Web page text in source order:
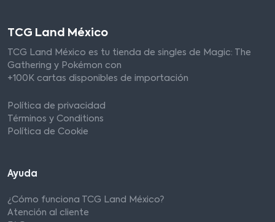
TCG Land México
TCG Land México es tu tienda de singles de Magic: The
Gathering y Pokémon con
+100K cartas disponibles de importación
Política de privacidad
Términos y Conditions
Política de Cookie
Ayuda
¿Cómo funciona TCG Land México?
Atención al cliente